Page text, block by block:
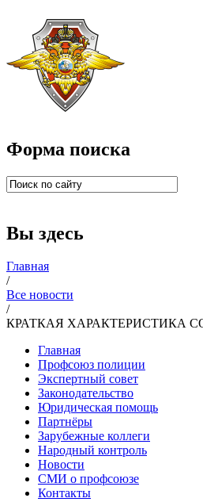
Форма поиска
Вы здесь
Главная
/
Все новости
/
КРАТКАЯ ХАРАКТЕРИСТИКА
Главная
Профсоюз полиции
Экспертный совет
Законодательство
Юридическая помощь
Партнёры
Зарубежные коллеги
Народный контроль
Новости
СМИ о профсоюзе
Контакты